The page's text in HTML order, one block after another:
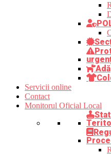
Servicii online
Contact
Monitorul Oficial Local